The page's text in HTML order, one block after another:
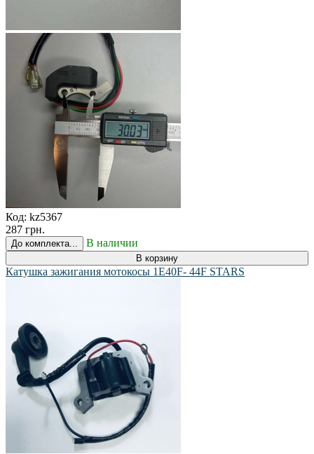
Код: kz5367
287 грн.
До комплекта... В наличии
В корзину
Катушка зажигания мотокосы 1E40F- 44F STARS